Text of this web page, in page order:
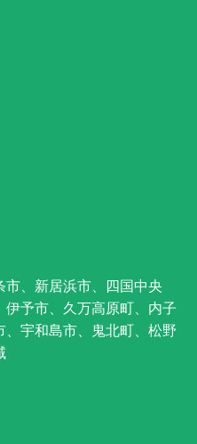
、新居浜市、四国中央
予市、久万高原町、内子
宇和島市、鬼北町、松野